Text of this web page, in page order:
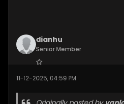
dianhu
Senior Member
Posts:269
11-12-2025, 04:59 PM